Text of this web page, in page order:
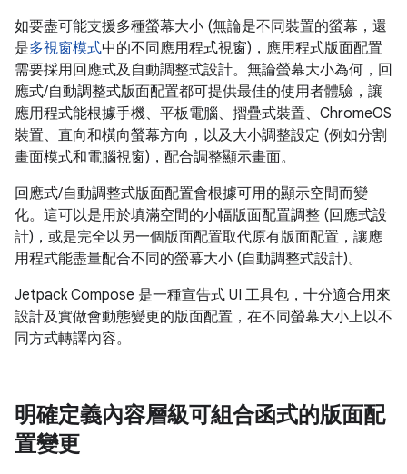
如要盡可能支援多種螢幕大小 (無論是不同裝置的螢幕，還
是多視窗模式中的不同應用程式視窗)，應用程式版面配置
需要採用回應式及自動調整式設計。無論螢幕大小為何，回
應式/自動調整式版面配置都可提供最佳的使用者體驗，讓
應用程式能根據手機、平板電腦、摺疊式裝置、ChromeOS
裝置、直向和橫向螢幕方向，以及大小調整設定 (例如分割
畫面模式和電腦視窗)，配合調整顯示畫面。
回應式/自動調整式版面配置會根據可用的顯示空間而變
化。這可以是用於填滿空間的小幅版面配置調整 (回應式設
計)，或是完全以另一個版面配置取代原有版面配置，讓應
用程式能盡量配合不同的螢幕大小 (自動調整式設計)。
Jetpack Compose 是一種宣告式 UI 工具包，十分適合用來
設計及實做會動態變更的版面配置，在不同螢幕大小上以不
同方式轉譯內容。
明確定義內容層級可組合函式的版面配
置變更